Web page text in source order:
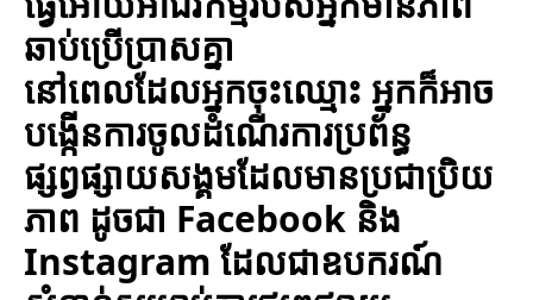
ឆាប់ប្រើប្រាសគ្នា
នៅពេលដែលអ្នកចុះឈ្មោះ អ្នកក៏អាច
បង្កើនការចូលដំណើរការប្រព័ន្ធ
ផ្សព្វផ្សាយសង្គមដែលមានប្រជាប្រិយ
ភាព ដូចជា Facebook និង
Instagram ដែលជាឧបករណ៍